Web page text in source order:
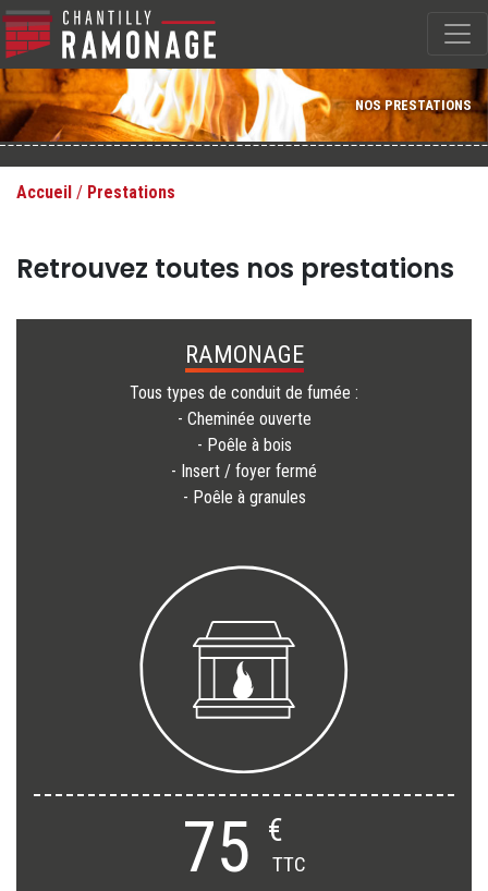
NOS PRESTATIONS
Accueil / Prestations
Retrouvez toutes nos prestations
RAMONAGE
Tous types de conduit de fumée :
- Cheminée ouverte
- Poêle à bois
- Insert / foyer fermé
- Poêle à granules
75 €
TTC